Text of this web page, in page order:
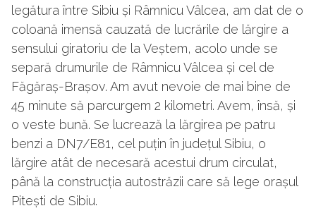
legătura între Sibiu și Râmnicu Vâlcea, am dat de o
coloană imensă cauzată de lucrările de lărgire a
sensului giratoriu de la Veștem, acolo unde se
separă drumurile de Râmnicu Vâlcea și cel de
Făgăraș-Brașov. Am avut nevoie de mai bine de
45 minute să parcurgem 2 kilometri. Avem, însă, și
o veste bună. Se lucrează la lărgirea pe patru
benzi a DN7/E81, cel puțin în județul Sibiu, o
lărgire atât de necesară acestui drum circulat,
până la construcția autostrăzii care să lege orașul
Pitești de Sibiu.